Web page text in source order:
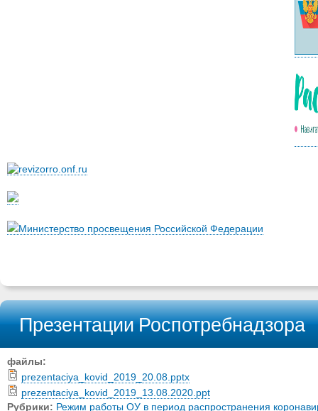
Министерство просвещения Российской Федерации
Презентации Роспотребнадзора
файлы:
prezentaciya_kovid_2019_20.08.pptx
prezentaciya_kovid_2019_13.08.2020.ppt
Рубрики: Режим работы ОУ в период распространения